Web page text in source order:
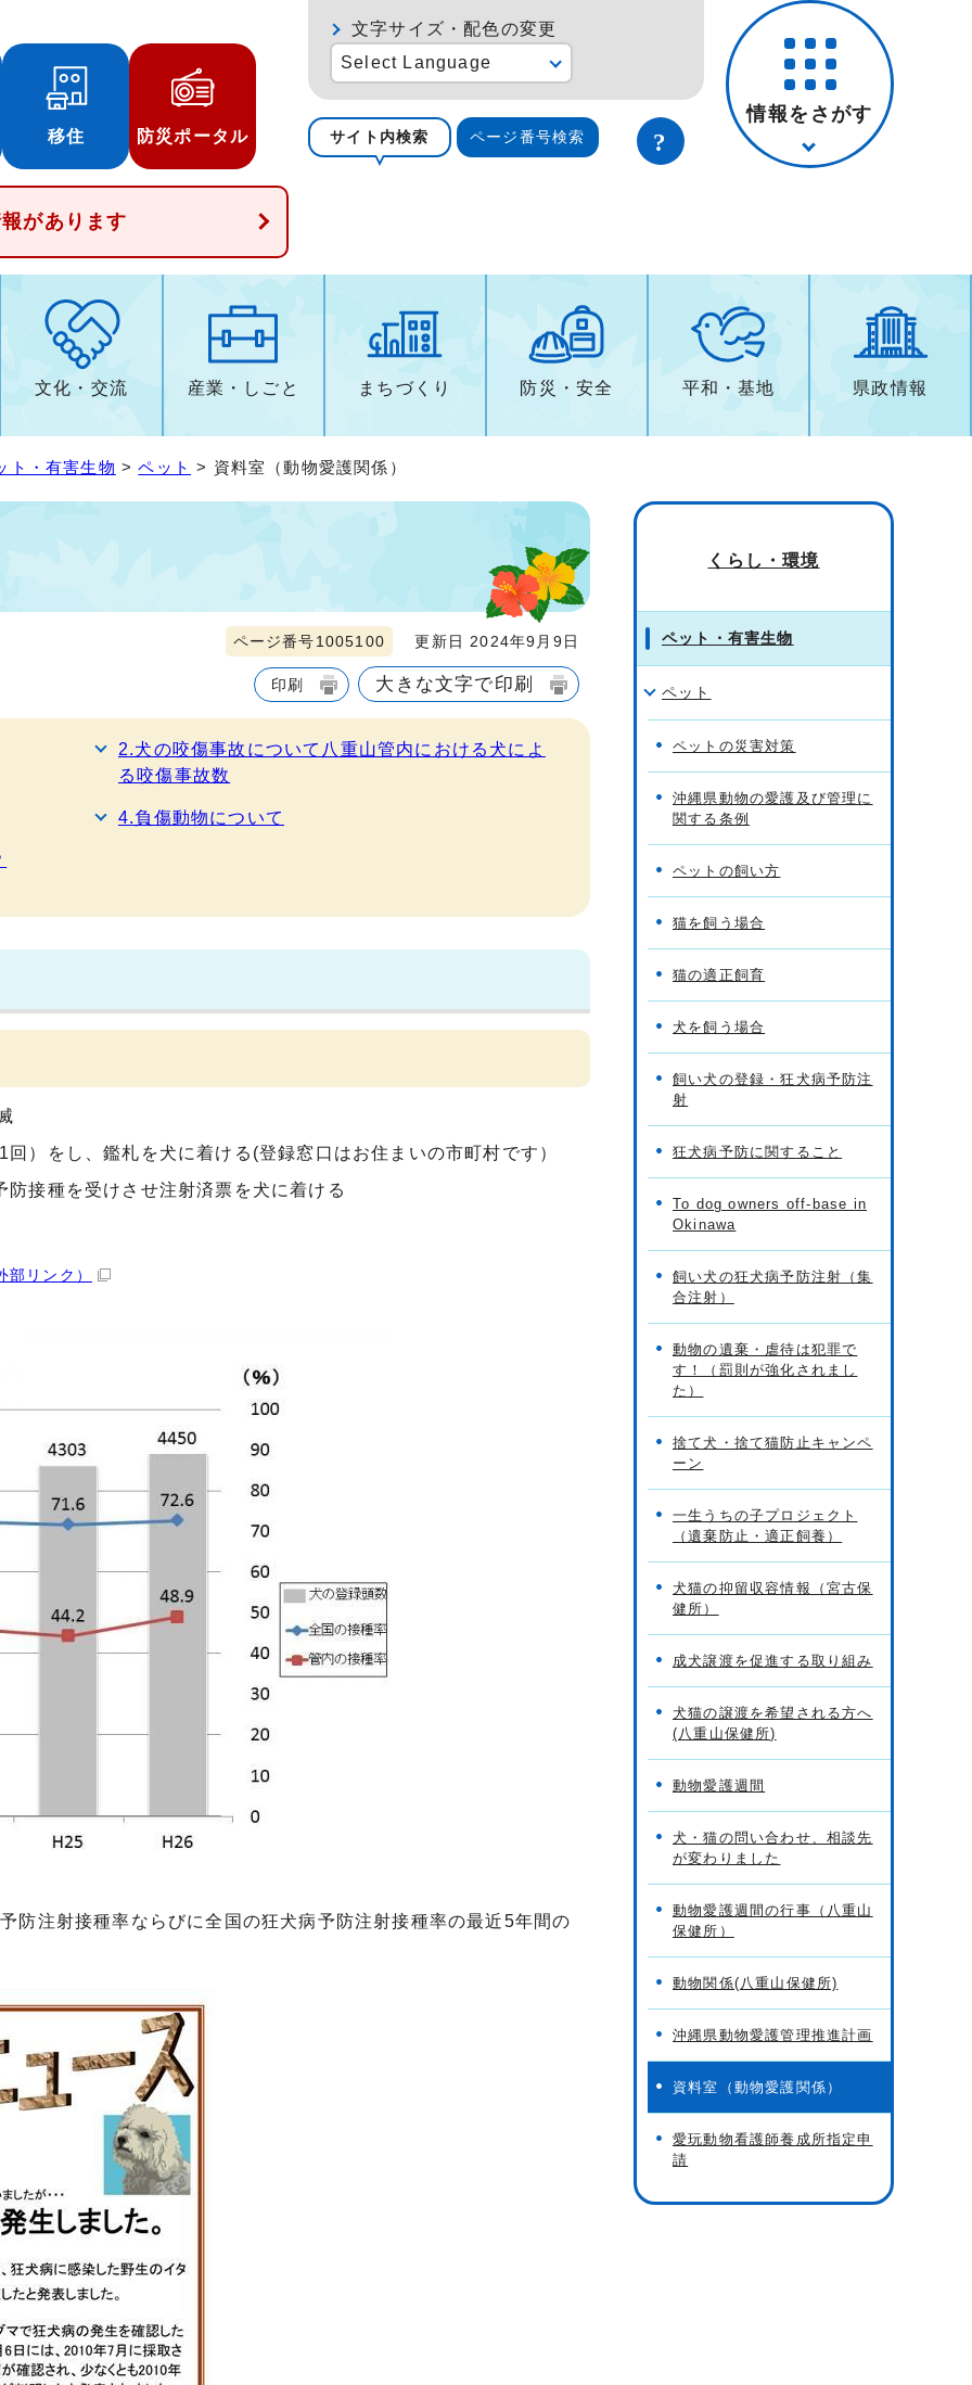
移住 防災ポータル
があります
文字サイズ・配色の変更
Select Language
サイト内検索 ページ番号検索
情報をさがす
文化・交流 産業・しごと まちづくり 防災・安全 平和・基地 県政情報
ト・有害生物 >ペット > 資料室（動物愛護関係）
ページ番号1005100 更新日 2024年9月9日
印刷 大きな文字で印刷
2.犬の咬傷事故について八重山管内における犬によ
る咬傷事故数
4.負傷動物について
）をし、鑑札を犬に着ける(登録窓口はお住まいの市町村です）
接種を受けさせ注射済票を犬に着ける
部リンク）
防注射接種率ならびに全国の狂犬病予防注射接種率の最近5年間の
くらし・環境
ペット・有害生物
ペット
ペットの災害対策
沖縄県動物の愛護及び管理に
関する条例
ペットの飼い方
猫を飼う場合
猫の適正飼育
犬を飼う場合
飼い犬の登録・狂犬病予防注
射
狂犬病予防に関すること
To dog owners off-base in
Okinawa
飼い犬の狂犬病予防注射（集
合注射）
動物の遺棄・虐待は犯罪で
す！（罰則が強化されまし
た）
捨て犬・捨て猫防止キャンペ
ーン
一生うちの子プロジェクト
（遺棄防止・適正飼養）
犬猫の抑留収容情報（宮古保
健所）
成犬譲渡を促進する取り組み
犬猫の譲渡を希望される方へ
(八重山保健所)
動物愛護週間
犬・猫の問い合わせ、相談先
が変わりました
動物愛護週間の行事（八重山
保健所）
動物関係(八重山保健所)
沖縄県動物愛護管理推進計画
資料室（動物愛護関係）
愛玩動物看護師養成所指定申
請